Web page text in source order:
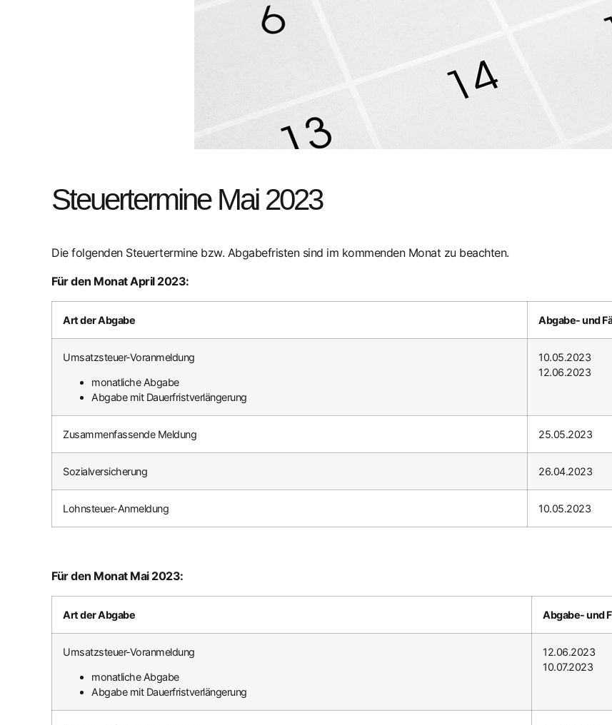
Steuertermine Mai 2023
Die folgenden Steuertermine bzw. Abgabefristen sind im kommenden Monat zu beachten.
Für den Monat April 2023:
Art der Abgabe Abgabe- und
Umsatzsteuer-Voranmeldung
monatliche Abgabe
Abgabe mit Dauerfristverlängerung
10.05.2023
12.06.2023
Zusammenfassende Meldung 25.05.2023
Sozialversicherung 26.04.2023
Lohnsteuer-Anmeldung 10.05.2023
Für den Monat Mai 2023:
Art der Abgabe Abgabe- und
Umsatzsteuer-Voranmeldung
monatliche Abgabe
Abgabe mit Dauerfristverlängerung
12.06.2023
10.07.2023